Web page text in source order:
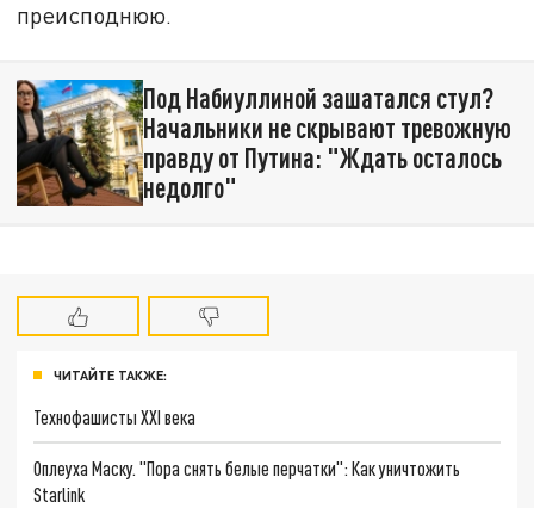
преисподнюю.
Под Набиуллиной зашатался стул?
Начальники не скрывают тревожную
правду от Путина: "Ждать осталось
недолго"
ЧИТАЙТЕ ТАКЖЕ:
Технофашисты XXI века
Оплеуха Маску. "Пора снять белые перчатки": Как уничтожить
Starlink